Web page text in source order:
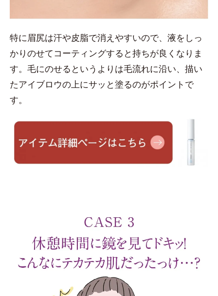
特に眉尻は汗や皮脂で消えやすいので、液をしっ
かりのせてコーティングすると持ちが良くなりま
す。毛にのせるというよりは毛流れに沿い、描い
たアイブロウの上にサッと塗るのがポイントで
す。